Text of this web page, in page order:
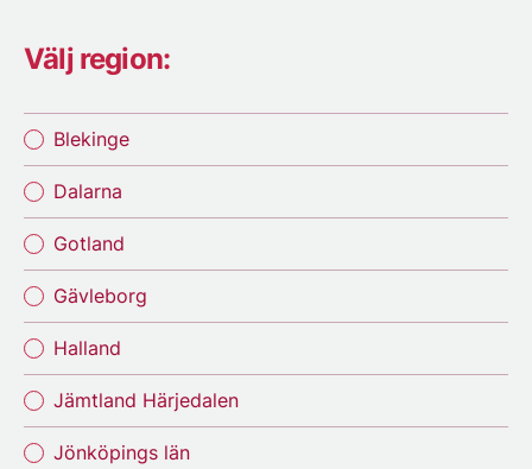
Välj region:
Blekinge
Dalarna
Gotland
Gävleborg
Halland
Jämtland Härjedalen
Jönköpings län